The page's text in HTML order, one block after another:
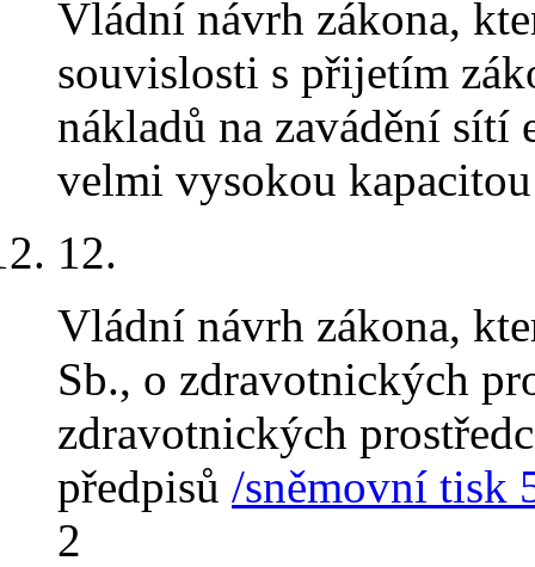
Vládní návrh zákona,
souvislosti s přijetím
nákladů na zavádění
velmi vysokou
12.
Vládní návrh zákona,
Sb., o zdravotnických
zdravotnických
předpisů /sněmovní tisk
2